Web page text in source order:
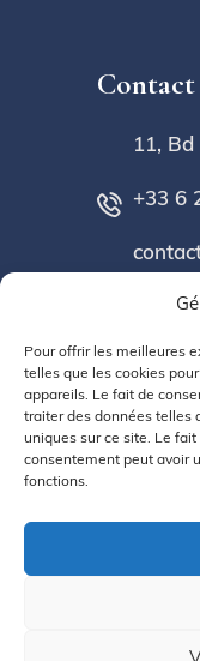
Pour offrir les meilleures
telles que les cookies
appareils. Le fait de
traiter des données telles
uniques sur ce site. Le
consentement peut avoir
fonctions.
Contact
11,
+33 6
Conditions
Politique de
Mentions Légales
Politique de